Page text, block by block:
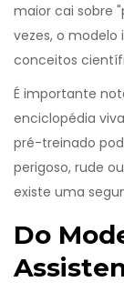
maior cai sobre
vezes, o
conceitos
É importante
enciclopédia
pré-treinado
perigoso, rude
existe uma
Do